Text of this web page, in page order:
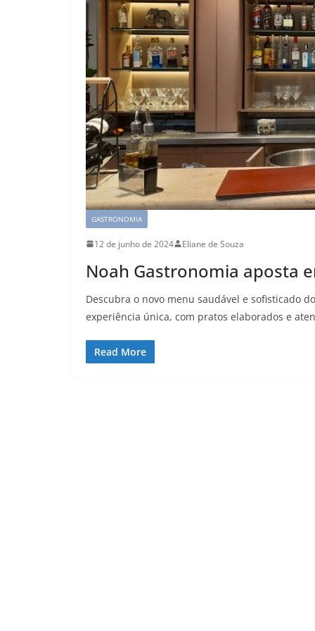
GASTRONOMIA
12 de junho de 2024 Eliane de Souza
Noah Gastronomia aposta
Descubra o novo menu saudável e sofisticado
experiência única, com pratos elaborados e
Read More